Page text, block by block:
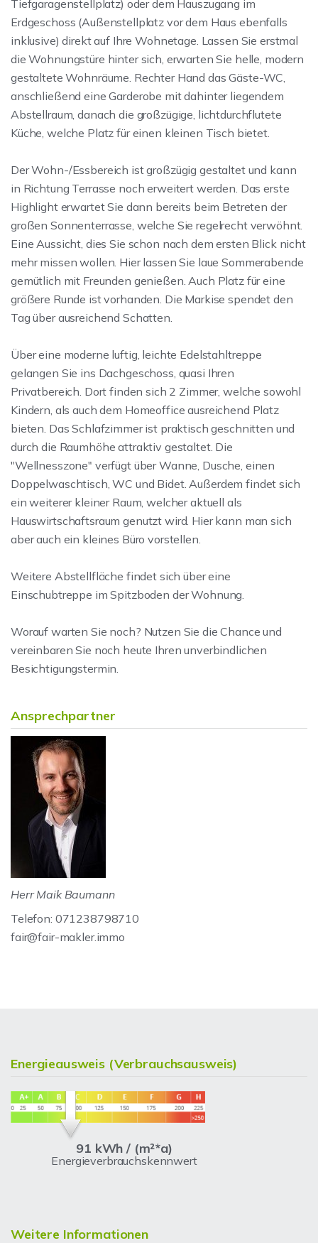
Tiefgaragenstellplatz) oder dem Hauszugang im
Erdgeschoss (Außenstellplatz vor dem Haus ebenfalls
inklusive) direkt auf Ihre Wohnetage. Lassen Sie erstmal
die Wohnungstüre hinter sich, erwarten Sie helle, modern
gestaltete Wohnräume. Rechter Hand das Gäste-WC,
anschließend eine Garderobe mit dahinter liegendem
Abstellraum, danach die großzügige, lichtdurchflutete
Küche, welche Platz für einen kleinen Tisch bietet.
Der Wohn-/Essbereich ist großzügig gestaltet und kann
in Richtung Terrasse noch erweitert werden. Das erste
Highlight erwartet Sie dann bereits beim Betreten der
großen Sonnenterrasse, welche Sie regelrecht verwöhnt.
Eine Aussicht, dies Sie schon nach dem ersten Blick nicht
mehr missen wollen. Hier lassen Sie laue Sommerabende
gemütlich mit Freunden genießen. Auch Platz für eine
größere Runde ist vorhanden. Die Markise spendet den
Tag über ausreichend Schatten.
Über eine moderne luftig, leichte Edelstahltreppe
gelangen Sie ins Dachgeschoss, quasi Ihren
Privatbereich. Dort finden sich 2 Zimmer, welche sowohl
Kindern, als auch dem Homeoffice ausreichend Platz
bieten. Das Schlafzimmer ist praktisch geschnitten und
durch die Raumhöhe attraktiv gestaltet. Die
"Wellnesszone" verfügt über Wanne, Dusche, einen
Doppelwaschtisch, WC und Bidet. Außerdem findet sich
ein weiterer kleiner Raum, welcher aktuell als
Hauswirtschaftsraum genutzt wird. Hier kann man sich
aber auch ein kleines Büro vorstellen.
Weitere Abstellfläche findet sich über eine
Einschubtreppe im Spitzboden der Wohnung.
Worauf warten Sie noch? Nutzen Sie die Chance und
vereinbaren Sie noch heute Ihren unverbindlichen
Besichtigungstermin.
Ansprechpartner
Herr Maik Baumann
Telefon: 071238798710
fair@fair-makler.immo
Energieausweis (Verbrauchsausweis)
91 kWh / (m²*a)
Energieverbrauchskennwert
Weitere Informationen